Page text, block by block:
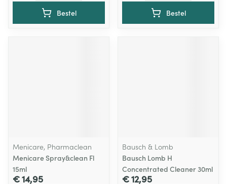
Bestel Bestel
Menicare, Pharmaclean
Menicare Spray&clean Fl
15ml
€ 14,95
Bausch & Lomb
Bausch Lomb H
Concentrated Cleaner 30ml
€ 12,95